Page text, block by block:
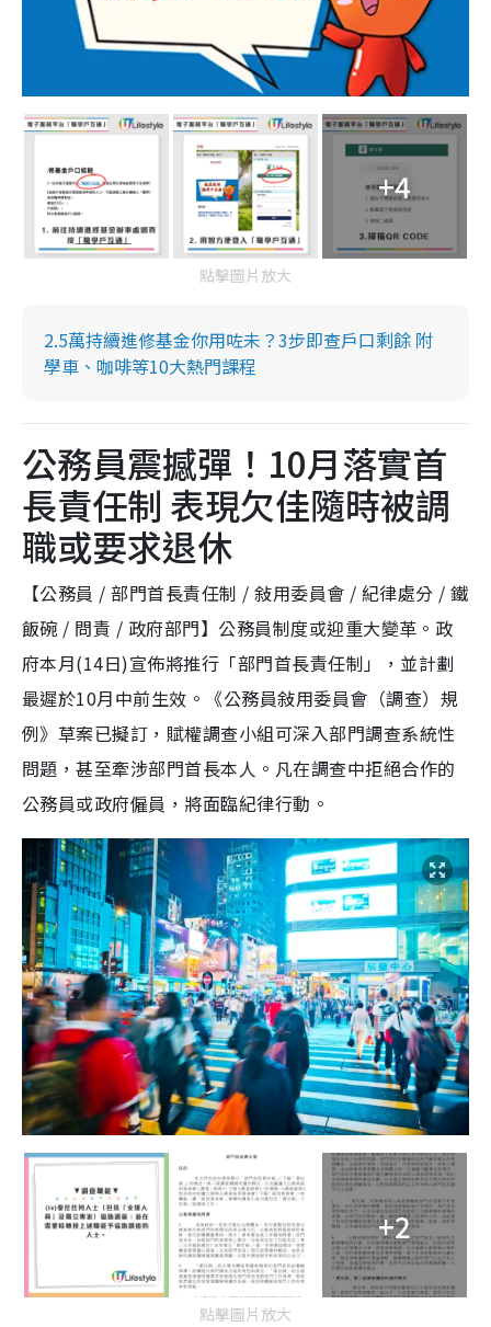
+4
點擊圖片放大
2.5萬持續進修基金你用咗未？3步即查戶口剩餘 附
學車、咖啡等10大熱門課程
公務員震撼彈！10月落實首
長責任制 表現欠佳隨時被調
職或要求退休
【公務員 / 部門首長責任制 / 敍用委員會 / 紀律處分 / 鐵
飯碗 / 問責 / 政府部門】公務員制度或迎重大變革。政
府本月(14日)宣佈將推行「部門首長責任制」，並計劃
最遲於10月中前生效。《公務員敍用委員會（調查）規
例》草案已擬訂，賦權調查小組可深入部門調查系統性
問題，甚至牽涉部門首長本人。凡在調查中拒絕合作的
公務員或政府僱員，將面臨紀律行動。
+2
點擊圖片放大